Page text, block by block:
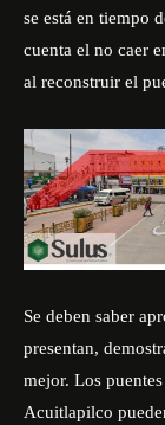
se está en tiempo
cuenta el no caer
al reconstruir el
Se deben saber
presentan,
mejor. Los puentes
Acuitlapilco